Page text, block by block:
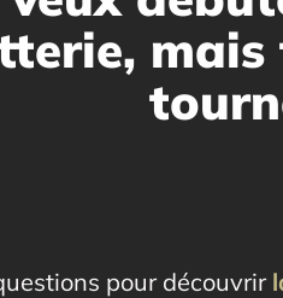
mais
pour découvrir